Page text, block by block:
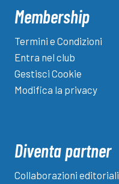
Membership
Termini e Condizioni
Entra nel club
Gestisci Cookie
Modifica la privacy
Diventa partner
Collaborazioni editoriali